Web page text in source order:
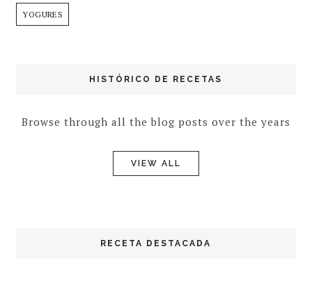
YOGURES
HISTÓRICO DE RECETAS
Browse through all the blog posts over the years
VIEW ALL
RECETA DESTACADA